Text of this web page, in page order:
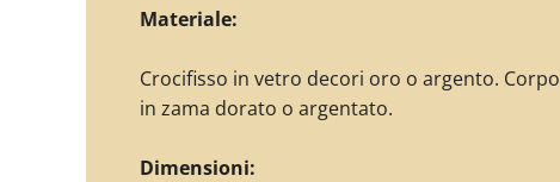
Materiale:
Crocifisso in vetro decori oro o argento. Corpo
in zama dorato o argentato.
Dimensioni: